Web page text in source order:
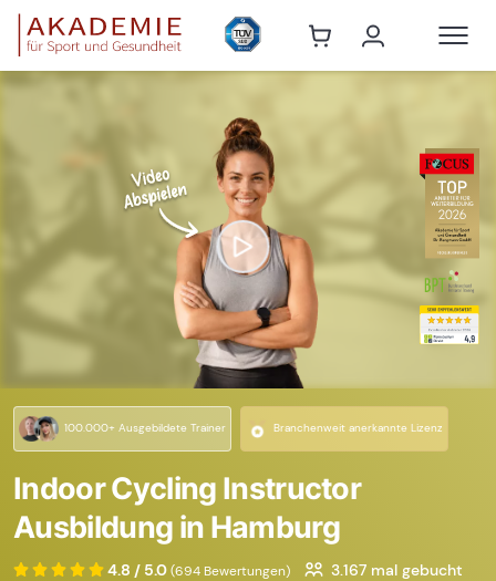
100.000+ Ausgebildete Trainer Branchenweit anerkannte Lizenz
Indoor Cycling Instructor
Ausbildung in Hamburg
4.8 / 5.0(694 Bewertungen) 3.167mal gebucht